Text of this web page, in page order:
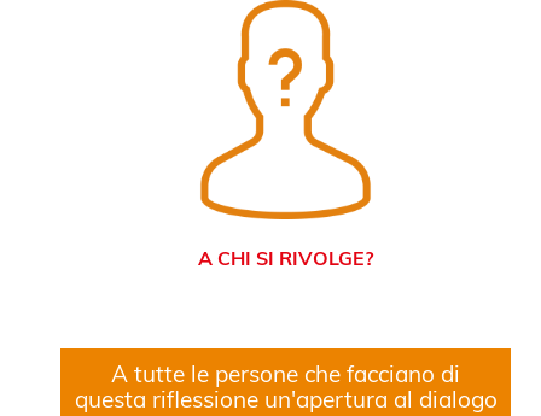
A CHI SI RIVOLGE?
A tutte le persone che facciano di
questa riflessione un'apertura al dialogo